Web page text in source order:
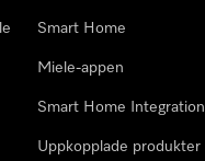
Smart Home
Miele-appen
Smart Home Integration
Uppkopplade produkter